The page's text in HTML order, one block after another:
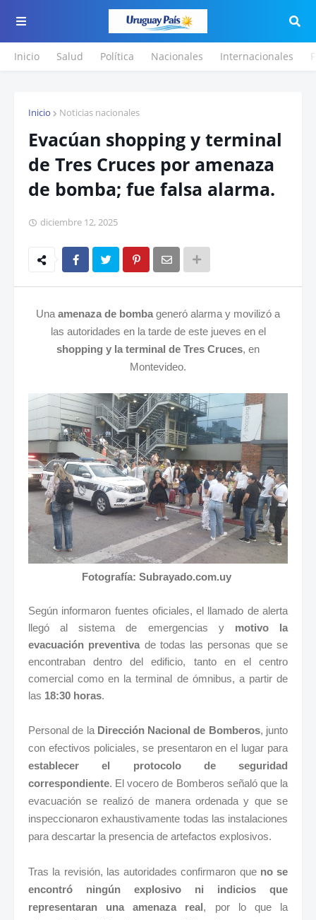
Inicio Salud Política Nacionales Internacionales
Inicio Noticias nacionales
Evacúan shopping y terminal
de Tres Cruces por amenaza
de bomba; fue falsa alarma.
diciembre 12, 2025
Una amenaza de bomba generó alarma y movilizó a
las autoridades en la tarde de este jueves en el
shopping y la terminal de Tres Cruces, en
Montevideo.
Fotografía: Subrayado.com.uy
Según informaron fuentes oficiales, el llamado de alerta
llegó al sistema de emergencias y motivo la
evacuación preventiva de todas las personas que se
encontraban dentro del edificio, tanto en el centro
comercial como en la terminal de ómnibus, a partir de
las 18:30 horas.
Personal de la Dirección Nacional de Bomberos, junto
con efectivos policiales, se presentaron en el lugar para
establecer el protocolo de seguridad
correspondiente. El vocero de Bomberos señaló que la
evacuación se realizó de manera ordenada y que se
inspeccionaron exhaustivamente todas las instalaciones
para descartar la presencia de artefactos explosivos.
Tras la revisión, las autoridades confirmaron que no se
encontró ningún explosivo ni indicios que
representaran una amenaza real, por lo que la